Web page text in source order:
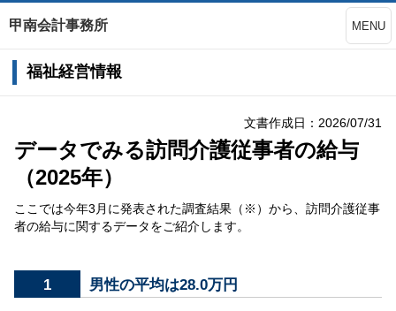
甲南会計事務所 MENU
福祉経営情報
文書作成日：2026/07/31
データでみる訪問介護従事者の給与
（2025年）
ここでは今年3月に発表された調査結果（※）から、訪問介護従事
者の給与に関するデータをご紹介します。
1 男性の平均は28.0万円